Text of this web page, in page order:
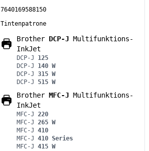
7640169588150
Tintenpatrone
Brother DCP-J Multifunktions-
InkJet
DCP-J 125
DCP-J 140 W
DCP-J 315 W
DCP-J 515 W
Brother MFC-J Multifunktions-
InkJet
MFC-J 220
MFC-J 265 W
MFC-J 410
MFC-J 410 Series
MFC-J 415 W